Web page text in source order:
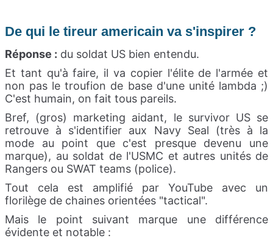
De qui le tireur americain va s'inspirer ?
Réponse : du soldat US bien entendu.
Et tant qu'à faire, il va copier l'élite de l'armée et
non pas le troufion de base d'une unité lambda ;)
C'est humain, on fait tous pareils.
Bref, (gros) marketing aidant, le survivor US se
retrouve à s'identifier aux Navy Seal (très à la
mode au point que c'est presque devenu une
marque), au soldat de l'USMC et autres unités de
Rangers ou SWAT teams (police).
Tout cela est amplifié par YouTube avec un
florilège de chaines orientées "tactical".
Mais le point suivant marque une différence
évidente et notable :